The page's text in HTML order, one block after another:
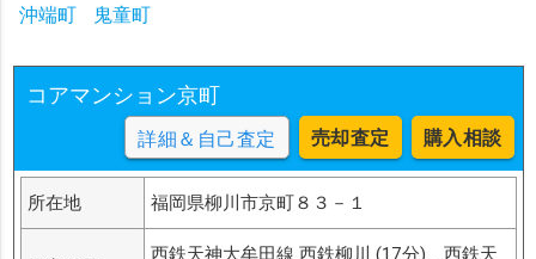
沖端町
鬼童町
コアマンション京町
詳細＆自己査定 売却査定 購入相談
所在地 福岡県柳川市京町８３－１
西鉄天神大牟田線 西鉄柳川 (17分)、西鉄天